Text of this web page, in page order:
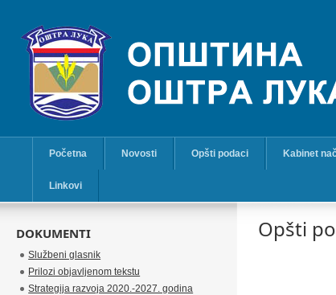
Početna Novosti Opšti podaci Kabinet
Linkovi
Opšti
DOKUMENTI
Službeni glasnik
Prilozi objavljenom tekstu
Strategija razvoja 2020.-2027. godina